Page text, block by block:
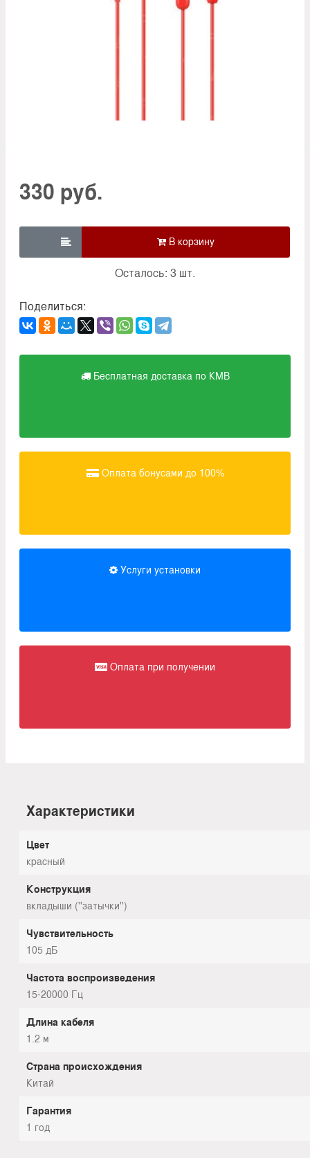
330 руб.

Осталось: 3 шт.
Поделиться:
Бесплатная доставка по КМВ
Оплата бонусами до 100%
Услуги установки
Оплата при получении
Характеристики
Цвет
красный
Конструкция
вкладыши (''затычки'')
Чувствительность
105 дБ
Частота воспроизведения
15-20000 Гц
Длина кабеля
1.2 м
Страна происхождения
Китай
Гарантия
1 год